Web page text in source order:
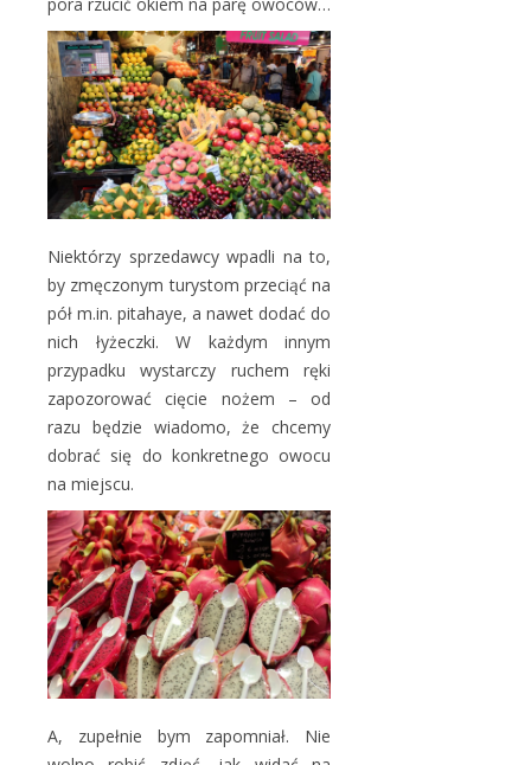
Niektórzy sprzedawcy wpadli na to,
by zmęczonym turystom przeciąć na
pół m.in. pitahaye, a nawet dodać do
nich łyżeczki. W każdym innym
przypadku wystarczy ruchem ręki
zapozorować cięcie nożem – od
razu będzie wiadomo, że chcemy
dobrać się do konkretnego owocu
na miejscu.
A, zupełnie bym zapomniał. Nie